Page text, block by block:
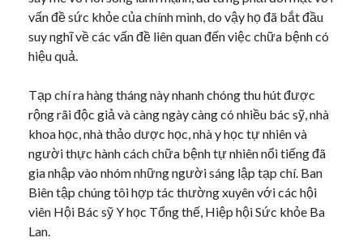
vấn đề sức khỏe của chính mình, do vậy họ đã bắt đầu
suy nghĩ về các vấn đề liên quan đến việc chữa bệnh có
hiệu quả.
Tạp chí ra hàng tháng này nhanh chóng thu hút được
rộng rãi độc giả và càng ngày càng có nhiều bác sỹ, nhà
khoa học, nhà thảo dược học, nhà y học tự nhiên và
người thực hành cách chữa bệnh tự nhiên nổi tiếng đã
gia nhập vào nhóm những người sáng lập tạp chí. Ban
Biên tập chúng tôi hợp tác thường xuyên với các hội
viên Hội Bác sỹ Y học Tổng thế, Hiệp hội Sức khỏe Ba
Lan.